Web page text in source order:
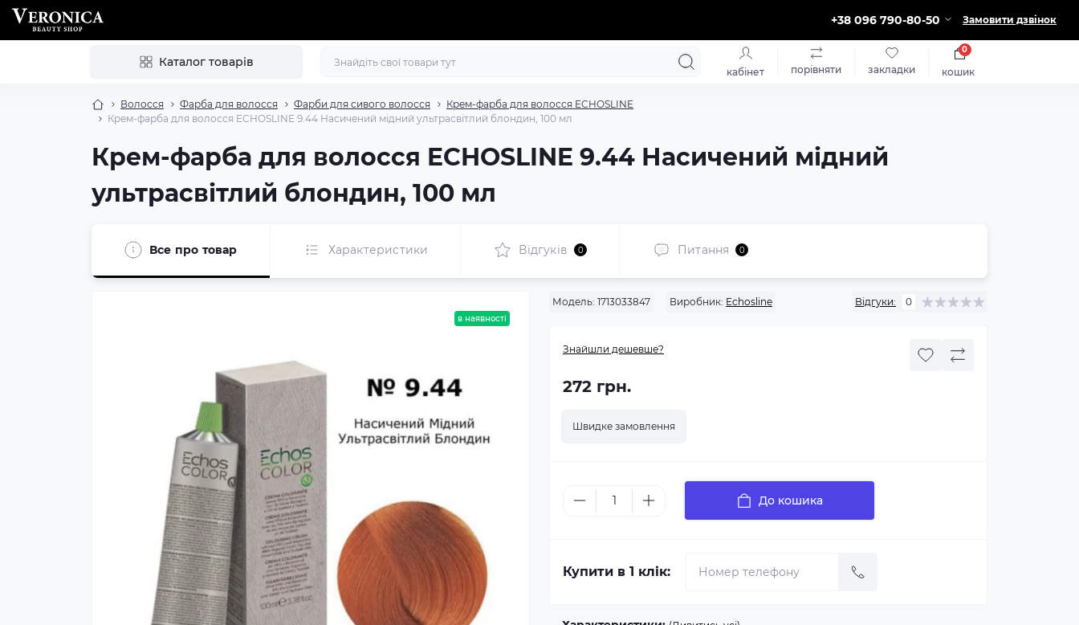
+38 096 790-80-50 Замовити дзвінок
Каталог товарів
кабінет порівняти закладки кошик
0
Волосся Фарба для волосся Фарби для сивого волосся
Крем-фарба для волосся ECHOSLINE
Крем-фарба для волосся ECHOSLINE 9.44 Насичений мідний ультрасвітлий блондин, 100 мл
Крем-фарба для волосся ECHOSLINE 9.44 Насичений мідний
ультрасвітлий блондин, 100 мл
Все про товар Характеристики Відгуків 0 Питання 0
в наявності
Модель: 1713033847 Виробник: Echosline Відгуки: 0
Знайшли дешевше?
272 грн.
Швидке замовлення
До кошика
Купити в 1 клік: